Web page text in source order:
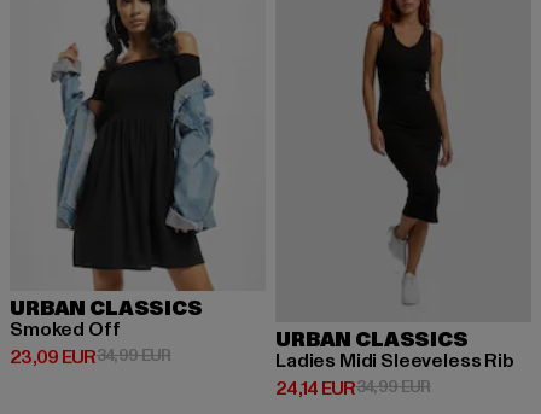
URBAN CLASSICS
Smoked Off
23,09 EUR
Derzeitiger Preis: 23,09 EUR
34,99 EURAktionspreis: 34,99 EUR
URBAN CLASSICS
Ladies Midi Sleeveless Rib
24,14 EUR
Derzeitiger Preis: 24,14 EUR
34,99 EURAktionspreis: